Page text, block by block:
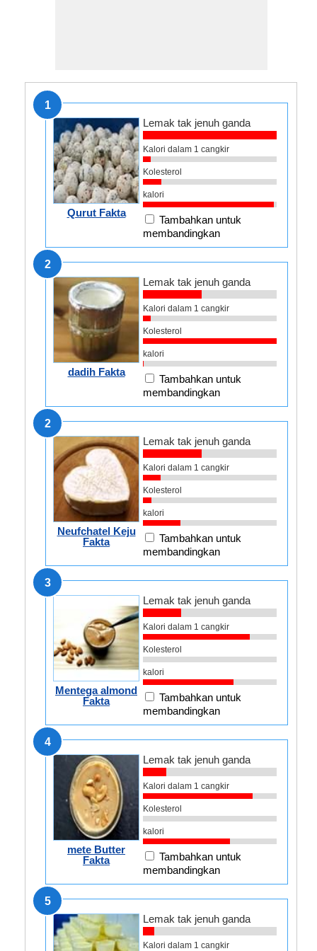
1
Qurut Fakta
Lemak tak jenuh ganda
Kalori dalam 1 cangkir
Kolesterol
kalori
Tambahkan untuk
membandingkan
2
dadih Fakta
Lemak tak jenuh ganda
Kalori dalam 1 cangkir
Kolesterol
kalori
Tambahkan untuk
membandingkan
2
Neufchatel Keju
Fakta
Lemak tak jenuh ganda
Kalori dalam 1 cangkir
Kolesterol
kalori
Tambahkan untuk
membandingkan
3
Mentega almond
Fakta
Lemak tak jenuh ganda
Kalori dalam 1 cangkir
Kolesterol
kalori
Tambahkan untuk
membandingkan
4
mete Butter
Fakta
Lemak tak jenuh ganda
Kalori dalam 1 cangkir
Kolesterol
kalori
Tambahkan untuk
membandingkan
5
Lemak tak jenuh ganda
Kalori dalam 1 cangkir